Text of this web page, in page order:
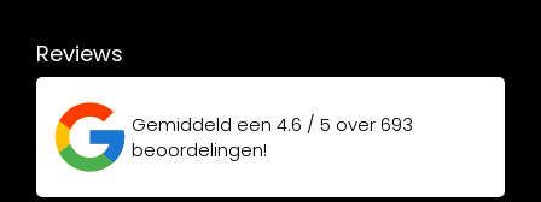
Reviews
Gemiddeld een 4.6 / 5 over693
beoordelingen!